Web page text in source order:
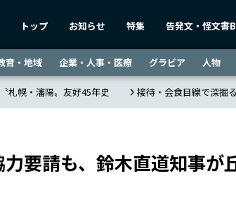
トップ お知らせ 特集 告発文・怪文書
育・地域 企業・人事・医療 グラビア 人物
札幌・瀋陽〟友好45年史 接待・会食目線で深掘
要請も、鈴木直道知事が